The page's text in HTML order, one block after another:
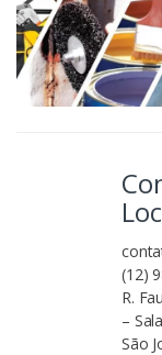
(12)
R.
–
São